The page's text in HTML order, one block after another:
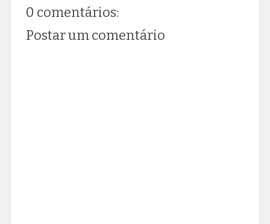
0 comentários:
Postar um comentário